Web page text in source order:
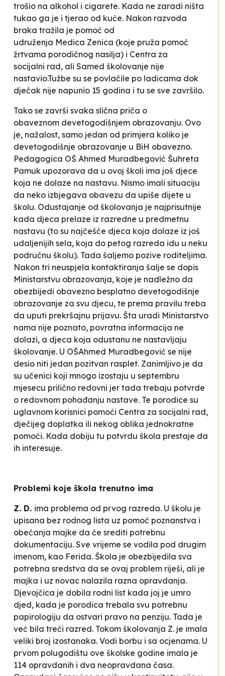
trošio na alkohol i cigarete. Kada ne zaradi ništa
tukao ga je i tjerao od kuće. Nakon razvoda
braka tražila je pomoć od
udruženja Medica Zenica (koje pruža pomoć
žrtvama porodičnog nasilja) i Centra za
socijalni rad, ali Samed školovanje nije
nastavio.Tužbe su se povlačile po ladicama dok
dječak nije napunio 15 godina i tu se sve završilo.
Tako se završi svaka slična priča o
obaveznom devetogodišnjem obrazovanju. Ovo
je, nažalost, samo jedan od primjera koliko je
devetogodišnje obrazovanje u BiH obavezno.
Pedagogica OŠ Ahmed Muradbegović Šuhreta
Pamuk upozorava da u ovoj školi ima još djece
koja ne dolaze na nastavu. Nismo imali situaciju
da neko izbjegava obavezu da upiše dijete u
školu. Odustajanje od školovanja je najprisutnije
kada djeca prelaze iz razredne u predmetnu
nastavu (to su najčešće djeca koja dolaze iz još
udaljenijih sela, koja do petog razreda idu u neku
područnu školu). Tada šaljemo pozive roditeljima.
Nakon tri neuspjela kontaktiranja šalje se dopis
Ministarstvu obrazovanja, koje je nadležno da
obezbijedi obavezno besplatno devetogodišnje
obrazovanje za svu djecu, te prema pravilu treba
da uputi prekršajnu prijavu. Šta uradi Ministarstvo
nama nije poznato, povratna informacija ne
dolazi, a djeca koja odustanu ne nastavljaju
školovanje. U OŠAhmed Muradbegović se nije
desio niti jedan pozitvan rasplet. Zanimljivo je da
su učenici koji mnogo izostaju u septembru
mjesecu prilično redovni jer tada trebaju potvrde
o redovnom pohađanju nastave. Te porodice su
uglavnom korisnici pomoći Centra za socijalni rad,
dječijeg doplatka ili nekog oblika jednokratne
pomoći. Kada dobiju tu potvrdu škola prestaje da
ih interesuje.
Problemi koje škola trenutno ima
Z. D. ima problema od prvog razreda. U školu je
upisana bez rodnog lista uz pomoć poznanstva i
obećanja majke da će srediti potrebnu
dokumentaciju. Sve vrijeme se vodila pod drugim
imenom, kao Ferida. Škola je obezbijedila sva
potrebna sredstva da se ovaj problem riješi, ali je
majka i uz novac nalazila razna opravdanja.
Djevojčica je dobila rodni list kada joj je umro
djed, kada je porodica trebala svu potrebnu
papirologiju da ostvari pravo na penziju. Tada je
već bila treći razred. Tokom školovanja Z. je imala
veliki broj izostanaka. Vodi borbu i sa ocjenama. U
prvom polugodištu ove školske godine imala je
114 opravdanih i dva neopravdana časa.